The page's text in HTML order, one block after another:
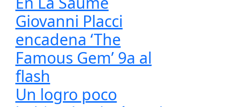
Giovanni Placci
encadena ‘The
Famous Gem’ 9a al
flash
Un logro poco